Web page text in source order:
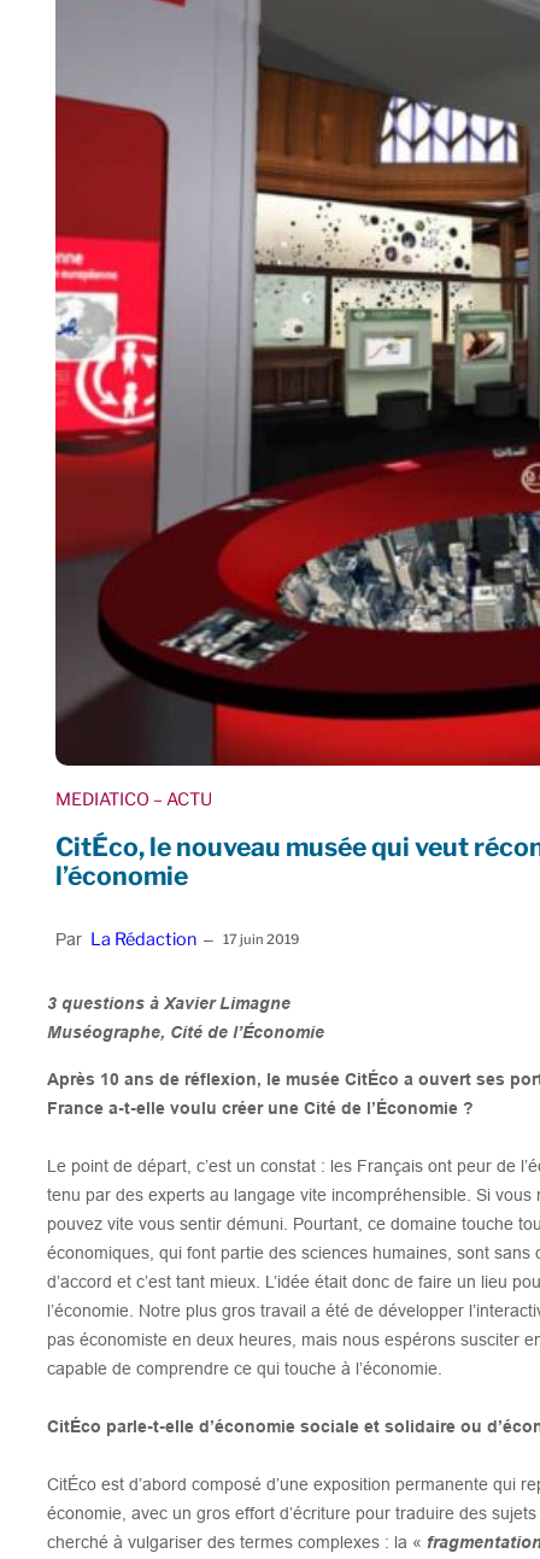
MEDIATICO – ACTU
CitÉco, le nouveau musée qui veut
l’économie
Par La Rédaction – 17 juin 2019
3 questions à Xavier Limagne
Muséographe, Cité de l’Économie
Après 10 ans de réflexion, le musée CitÉco a ouvert ses
France a-t-elle voulu créer une Cité de l’Économie ?
Le point de départ, c’est un constat : les Français ont peur de
tenu par des experts au langage vite incompréhensible. Si vous
pouvez vite vous sentir démuni. Pourtant, ce domaine touche
économiques, qui font partie des sciences humaines, sont sans
d’accord et c’est tant mieux. L’idée était donc de faire un lieu
l’économie. Notre plus gros travail a été de développer
pas économiste en deux heures, mais nous espérons susciter
capable de comprendre ce qui touche à l’économie.
CitÉco parle-t-elle d’économie sociale et solidaire ou
CitÉco est d’abord composé d’une exposition permanente qui
économie, avec un gros effort d’écriture pour traduire des
cherché à vulgariser des termes complexes : la «